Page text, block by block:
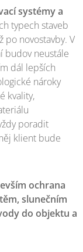
systémy a
typech staveb
po novostavby. V
budov neustále
dál lepších
nároky
kvality,
poradit
klient bude
ochrana
slunečním
do objektu a